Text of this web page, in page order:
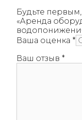
Будьте первым,
«Аренда
Ваша оценка *
Ваш отзыв *